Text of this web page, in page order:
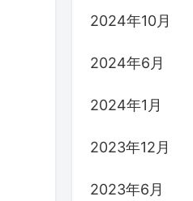
2024年10月
2024年6月
2024年1月
2023年12月
2023年6月